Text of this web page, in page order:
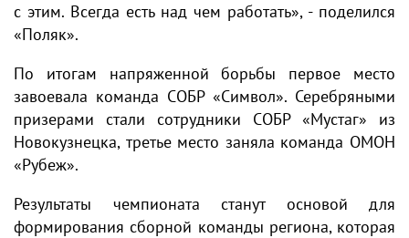
с этим. Всегда есть над чем работать», - поделился
«Поляк».
По итогам напряженной борьбы первое место
завоевала команда СОБР «Символ». Серебряными
призерами стали сотрудники СОБР «Мустаг» из
Новокузнецка, третье место заняла команда ОМОН
«Рубеж».
Результаты чемпионата станут основой для
формирования сборной команды региона, которая